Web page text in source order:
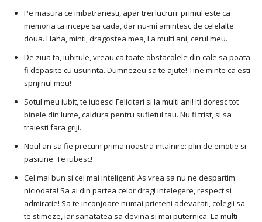
Pe masura ce imbatranesti, apar trei lucruri: primul este ca
memoria ta incepe sa cada, dar nu-mi amintesc de celelalte
doua. Haha, minti, dragostea mea, La multi ani, cerul meu.
De ziua ta, iubitule, vreau ca toate obstacolele din cale sa poata
fi depasite cu usurinta. Dumnezeu sa te ajute! Tine minte ca esti
sprijinul meu!
Sotul meu iubit, te iubesc! Felicitari si la multi ani! Iti doresc tot
binele din lume, caldura pentru sufletul tau. Nu fi trist, si sa
traiesti fara griji.
Noul an sa fie precum prima noastra intalnire: plin de emotie si
pasiune. Te iubesc!
Cel mai bun si cel mai inteligent! As vrea sa nu ne despartim
niciodata! Sa ai din partea celor dragi intelegere, respect si
admiratie! Sa te inconjoare numai prieteni adevarati, colegii sa
te stimeze, iar sanatatea sa devina si mai puternica. La multi